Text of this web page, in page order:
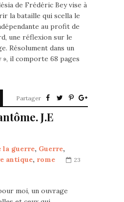
de Frédéric Bey vise à
la bataille qui scella le
au profit de
une réflexion sur le
Résolument dans un
», il comporte 68 pages
Partager
J.E
la guerre, Guerre,
antique, rome
23
moi, un ouvrage